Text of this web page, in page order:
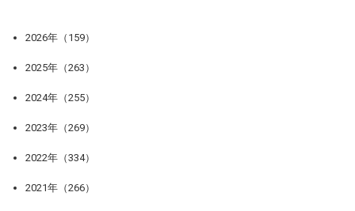
2026年（159）
2025年（263）
2024年（255）
2023年（269）
2022年（334）
2021年（266）